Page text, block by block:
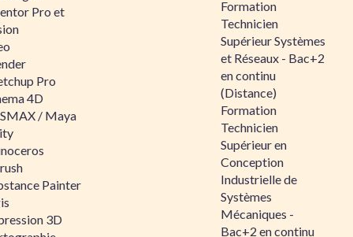
Pro et
Pro
4D
/ Maya
Painter
3D
Formation
Technicien
Supérieur Systèmes
et Réseaux - Bac+2
en continu
(Distance)
Formation
Technicien
Supérieur en
Conception
Industrielle de
Systèmes
Mécaniques -
Bac+2 en continu